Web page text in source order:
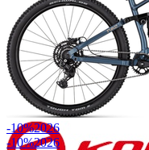
-10%2026
-10%2026